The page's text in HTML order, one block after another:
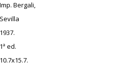
Imp. Bergali,
Sevilla
1937.
1ª ed.
10.7x15.7.